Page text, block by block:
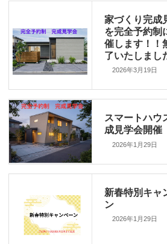
家づくり完成
を完全予約制
催します！！
了いたしまし
2026年3月19日
スマートハ
成見学会開催
2026年1月29日
新春特別キャ
ン
2026年1月29日